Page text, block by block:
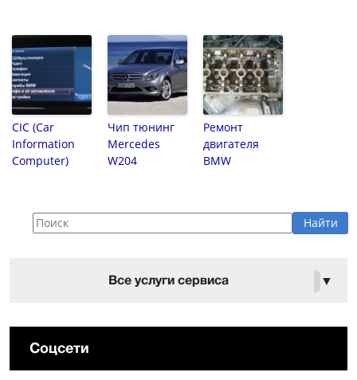
CIC (Car
Information
Computer)
Чип тюнинг
Mercedes
W204
Ремонт
двигателя
BMW
Все услуги сервиса ▼
Соцсети